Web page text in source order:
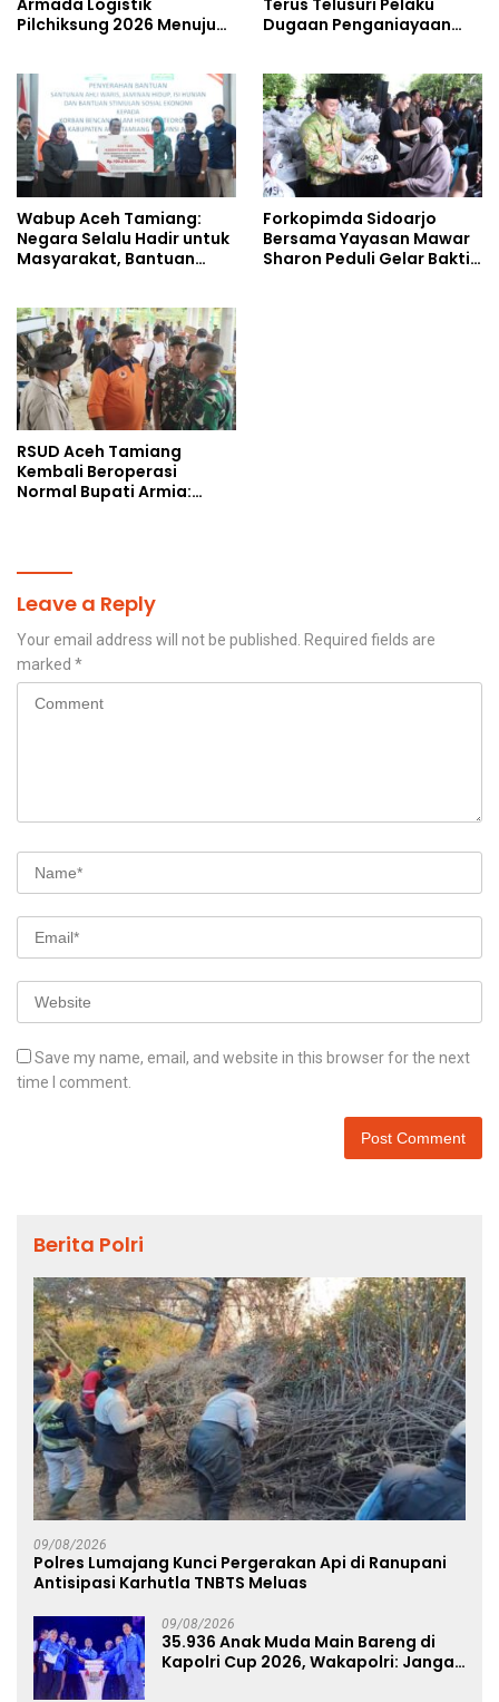
Armada Logistik
Pilchiksung 2026 Menuju
Terus Telusuri Pelaku
Dugaan Penganiayaan
Wabup Aceh Tamiang:
Negara Selalu Hadir untuk
Masyarakat, Bantuan
Forkopimda Sidoarjo
Bersama Yayasan Mawar
Sharon Peduli Gelar Bakti
RSUD Aceh Tamiang
Kembali Beroperasi
Normal Bupati Armia:
Leave a Reply
Your email address will not be published.
Required fields are
marked *
Save my name, email, and website in this browser for the next
time I comment.
Berita Polri
09/08/2026
Polres Lumajang Kunci Pergerakan Api di Ranupani
Antisipasi Karhutla TNBTS Meluas
09/08/2026
35.936 Anak Muda Main Bareng di
Kapolri Cup 2026, Wakapolri: Jangan